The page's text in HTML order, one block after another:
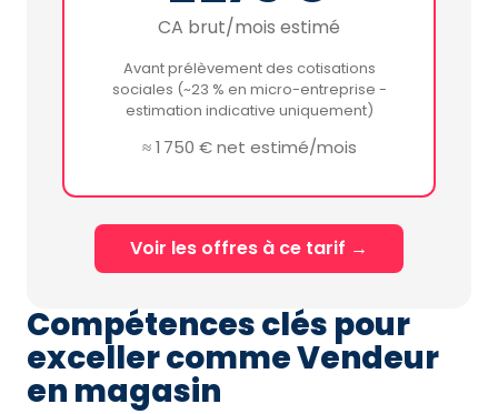
CA brut/mois estimé
Avant prélèvement des cotisations
sociales (~23 % en micro-entreprise -
estimation indicative uniquement)
≈ 1 750 € net estimé/mois
Voir les offres à ce tarif →
Compétences clés pour
exceller comme Vendeur
en magasin